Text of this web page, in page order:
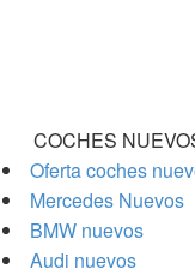
COCHES
Oferta coches
Mercedes Nuevos
BMW nuevos
Audi nuevos